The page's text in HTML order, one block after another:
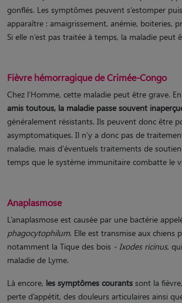
gonflés. Les symptômes peuvent s’estomper
apparaître : amaigrissement, anémie, boiteries,
Si elle n’est pas traitée à temps, la maladie peut
Fièvre hémorragique de Crimée-Congo
Chez l’Homme, cette maladie peut être grave.
amis toutous, la maladie passe souvent
généralement résistants. Ils peuvent donc être
asymptomatiques. Il n’y a donc pas de
maladie, mais d’éventuels traitements de
temps que le système immunitaire combatte le
Anaplasmose
L’anaplasmose est causée par une bactérie
phagocytophilum. Elle est transmise aux chiens
notamment la Tique des bois - Ixodes ricinus,
maladie de Lyme.
Là encore, les symptômes courants sont la
perte d’appétit, des douleurs articulaires ainsi